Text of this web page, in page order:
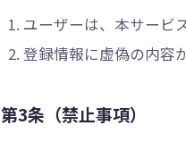
ユーザーは、本サービ
登録情報に虚偽の内容
第3条（禁止事項）